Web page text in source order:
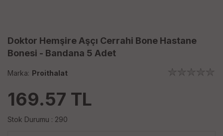
Doktor Hemşire Aşçı Cerrahi Bone Hastane
Bonesi - Bandana 5 Adet
Marka: Proithalat
169.57 TL
Stok Durumu : 290